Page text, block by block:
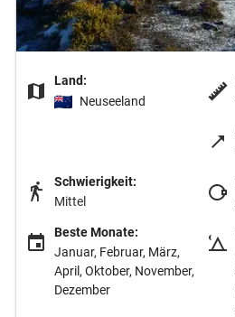
Land:
Neuseeland
Schwierigkeit:
Mittel
Beste Monate:
Januar, Februar, März,
April, Oktober, November,
Dezember